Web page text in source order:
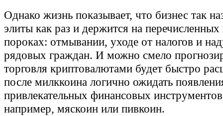
Однако жизнь показывает, что бизнес так
элиты как раз и держится на
пороках: отмывании, уходе от налогов и
рядовых граждан. И можно смело
торговля криптовалютами будет быстро
после милккоина логично ожидать
привлекательных финансовых
например, мяскоин или пивкоин.